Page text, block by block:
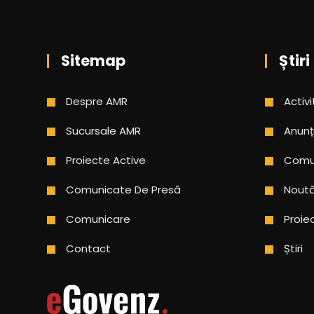
Sitemap
Despre AMR
Sucursale AMR
Proiecte Active
Comunicate De Presă
Comunicare
Contact
Știri
Știri